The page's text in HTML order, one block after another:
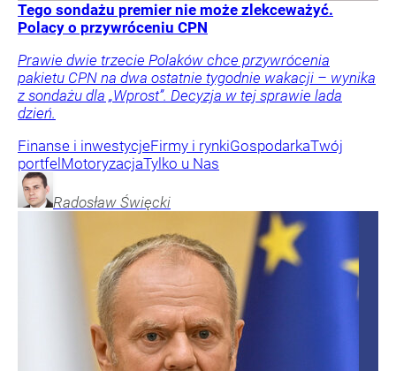
Tego sondażu premier nie może zlekceważyć.
Polacy o przywróceniu CPN
Prawie dwie trzecie Polaków chce przywrócenia
pakietu CPN na dwa ostatnie tygodnie wakacji – wynika
z sondażu dla „Wprost”. Decyzja w tej sprawie lada
dzień.
Finanse i inwestycjeFirmy i rynkiGospodarkaTwój
portfel MotoryzacjaTylko u Nas
Radosław Święcki